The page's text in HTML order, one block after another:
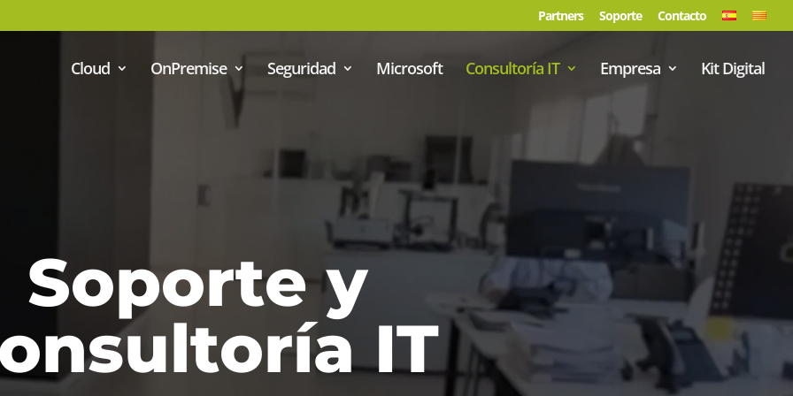
Partners Soporte Contacto
Cloud OnPremise Seguridad Microsoft Consultoría IT Empresa Kit Digital
Soporte y
IT